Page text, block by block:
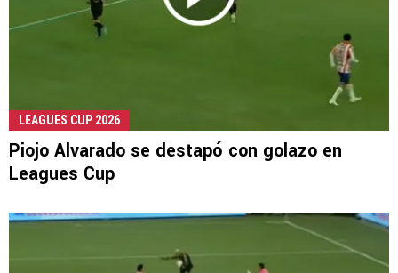
LEAGUES CUP 2026
Piojo Alvarado se destapó con golazo en
Leagues Cup